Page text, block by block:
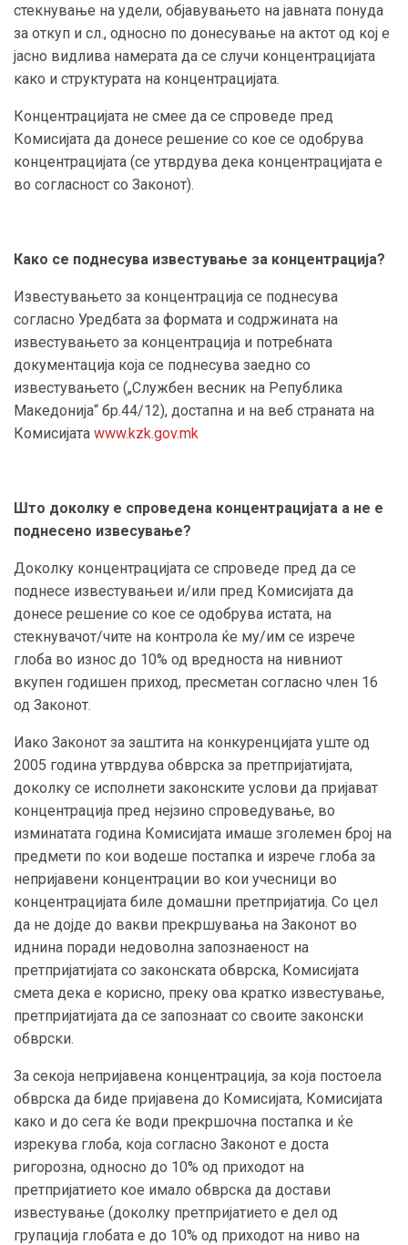
стекнување на удели, објавувањето на јавната понуда
за откуп и сл., односно по донесување на актот од кој е
јасно видлива намерата да се случи концентрацијата
како и структурата на концентрацијата.
Концентрацијата не смее да се спроведе пред
Комисијата да донесе решение со кое се одобрува
концентрацијата (се утврдува дека концентрацијата е
во согласност со Законот).
Како се поднесува известување за концентрација?
Известувањето за концентрација се поднесува
согласно Уредбата за формата и содржината на
известувањето за концентрација и потребната
документација која се поднесува заедно со
известувањето („Службен весник на Република
Македонија“ бр.44/12), достапна и на веб страната на
Комисијата www.kzk.gov.mk
Што доколку е спроведена концентрацијата а не е
поднесено извесување?
Доколку концентрацијата се спроведе пред да се
поднесе известувањеи и/или пред Комисијата да
донесе решение со кое се одобрува истата, на
стекнувачот/чите на контрола ќе му/им се изрече
глоба во износ до 10% од вредноста на нивниот
вкупен годишен приход, пресметан согласно член 16
од Законот.
Иако Законот за заштита на конкуренцијата уште од
2005 година утврдува обврска за претпријатијата,
доколку се исполнети законските услови да пријават
концентрација пред нејзино спроведување, во
изминатата година Комисијата имаше зголемен број на
предмети по кои водеше постапка и изрече глоба за
непријавени концентрации во кои учесници во
концентрацијата биле домашни претпријатија. Со цел
да не дојде до вакви прекршувања на Законот во
иднина поради недоволна запознаеност на
претпријатијата со законската обврска, Комисијата
смета дека е корисно, преку ова кратко известување,
претпријатијата да се запознаат со своите законски
обврски.
За секоја непријавена концентрација, за која постоела
обврска да биде пријавена до Комисијата, Комисијата
како и до сега ќе води прекршочна постапка и ќе
изрекува глоба, која согласно Законот е доста
ригорозна, односно до 10% од приходот на
претпријатието кое имало обврска да достави
известување (доколку претпријатието е дел од
групација глобата е до 10% од приходот на ниво на